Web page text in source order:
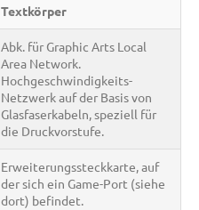
Textkörper
Abk. für Graphic Arts Local
Area Network.
Hochgeschwindigkeits-
Netzwerk auf der Basis von
Glasfaserkabeln, speziell für
die Druckvorstufe.
Erweiterungssteckkarte, auf
der sich ein Game-Port (siehe
dort) befindet.